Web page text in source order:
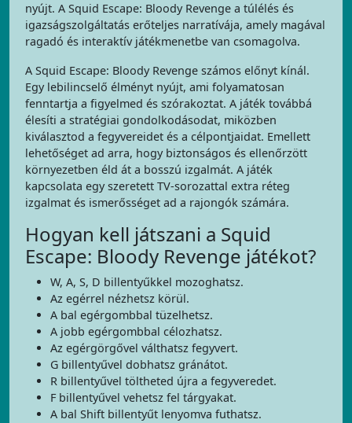
nyújt. A Squid Escape: Bloody Revenge a túlélés és
igazságszolgáltatás erőteljes narratívája, amely magával
ragadó és interaktív játékmenetbe van csomagolva.
A Squid Escape: Bloody Revenge számos előnyt kínál.
Egy lebilincselő élményt nyújt, ami folyamatosan
fenntartja a figyelmed és szórakoztat. A játék továbbá
élesíti a stratégiai gondolkodásodat, miközben
kiválasztod a fegyvereidet és a célpontjaidat. Emellett
lehetőséget ad arra, hogy biztonságos és ellenőrzött
környezetben éld át a bosszú izgalmát. A játék
kapcsolata egy szeretett TV-sorozattal extra réteg
izgalmat és ismerősséget ad a rajongók számára.
Hogyan kell játszani a Squid
Escape: Bloody Revenge játékot?
W, A, S, D billentyűkkel mozoghatsz.
Az egérrel nézhetsz körül.
A bal egérgombbal tüzelhetsz.
A jobb egérgombbal célozhatsz.
Az egérgörgővel válthatsz fegyvert.
G billentyűvel dobhatsz gránátot.
R billentyűvel töltheted újra a fegyveredet.
F billentyűvel vehetsz fel tárgyakat.
A bal Shift billentyűt lenyomva futhatsz.